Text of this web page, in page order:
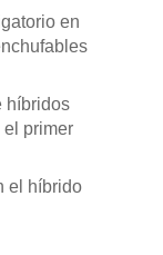
en
híbridos
el primer
el híbrido